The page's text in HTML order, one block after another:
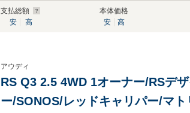
支払総額
安
高
本体価格
安
高
アウディ
RS Q3 2.5 4WD 1オーナー/RSデ
ー/SONOS/レッドキャリパー/マ